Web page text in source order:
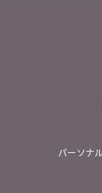
パーソナ